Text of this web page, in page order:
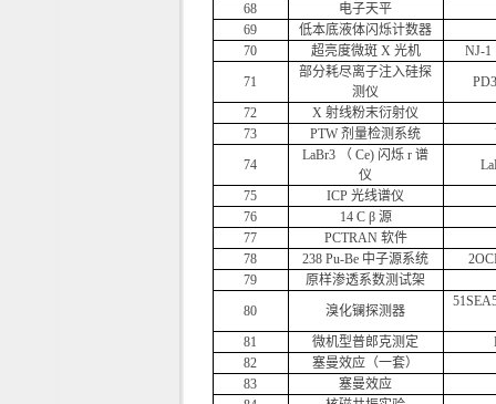
68
电子天平
69
低本底液体闪烁计数器
70
超亮度微斑 X 光机
NJ-1
71
部分耗尽离子注入硅探
测仪
72
X 射线粉末衍射仪
73
PTW 剂量检测系统
74
LaBr3 （ Ce) 闪烁 r 谱
仪
75
ICP 光线谱仪
76
14 C β 源
77
PCTRAN 软件
78
238 Pu-Be 中子源系统
79
原样渗透系数测试架
80
溴化镧探测器
81 微机型普郎克测定
82
塞曼效应（一套）
83
塞曼效应